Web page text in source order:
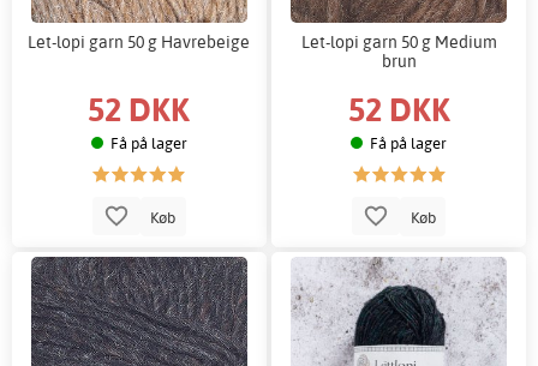
Let-lopi garn 50 g Havrebeige
52 DKK
Få på lager
Køb
Let-lopi garn 50 g Medium
brun
52 DKK
Få på lager
Køb